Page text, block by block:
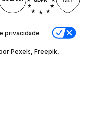
privacidade
Pexels, Freepik,